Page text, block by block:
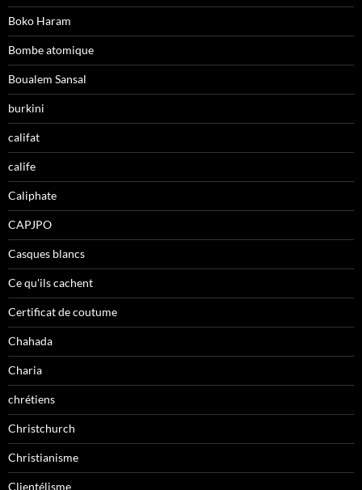
Boko Haram
Bombe atomique
Boualem Sansal
burkini
califat
calife
Caliphate
CAPJPO
Casques blancs
Ce qu'ils cachent
Certificat de coutume
Chahada
Charia
chrétiens
Christchurch
Christianisme
Clientélisme